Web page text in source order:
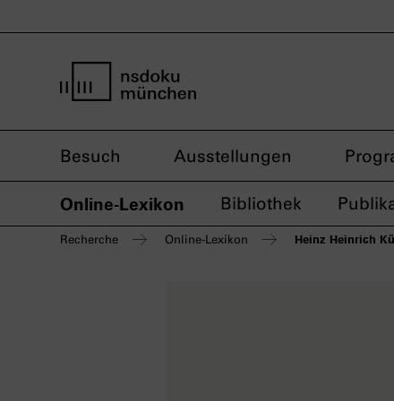
Besuch Ausstellungen
Online-Lexikon Bibliothek
Recherche Online-Lexikon Heinz Heinrich